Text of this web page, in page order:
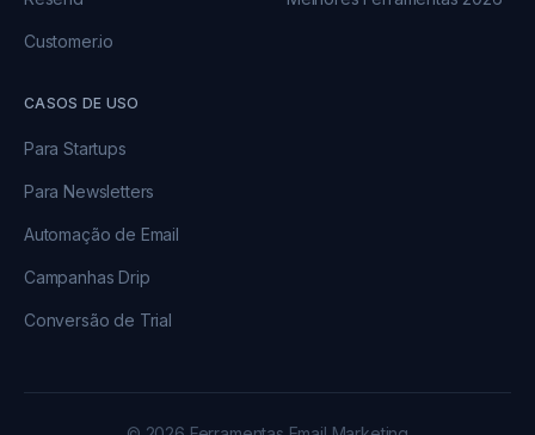
Customer.io
CASOS DE USO
Para Startups
Para Newsletters
Automação de Email
Campanhas Drip
Conversão de Trial